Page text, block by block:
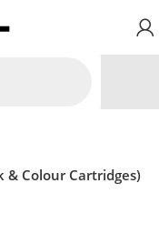
& Colour Cartridges)